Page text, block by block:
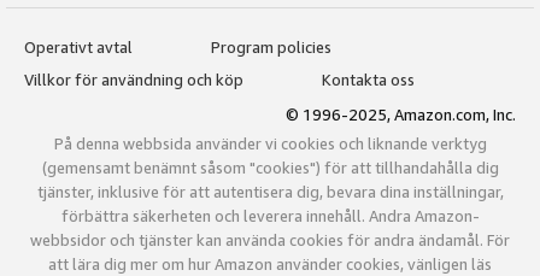
Operativt avtal
Program policies
Villkor för användning och köp
Kontakta oss
© 1996-2025, Amazon.com, Inc.
På denna webbsida använder vi cookies och liknande verktyg
(gemensamt benämnt såsom "cookies") för att tillhandahålla dig
tjänster, inklusive för att autentisera dig, bevara dina inställningar,
förbättra säkerheten och leverera innehåll. Andra Amazon-
webbsidor och tjänster kan använda cookies för andra ändamål. För
att lära dig mer om hur Amazon använder cookies, vänligen läs